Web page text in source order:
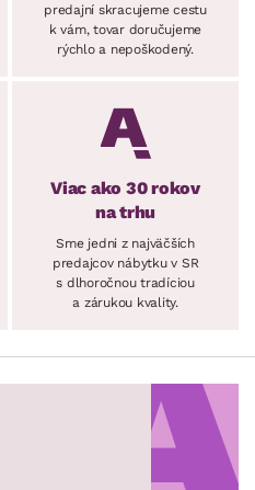
predajní skracujeme cestu
k vám, tovar doručujeme
rýchlo a nepoškodený.
Viac ako 30 rokov
na trhu
Sme jedni z najväčších
predajcov nábytku v SR
s dlhoročnou tradíciou
a zárukou kvality.